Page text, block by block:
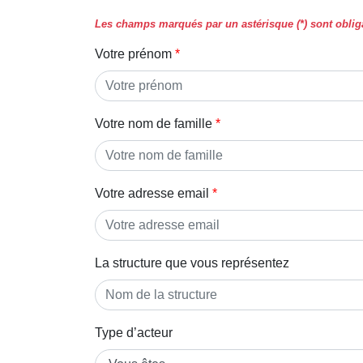
Les champs marqués par un astérisque (*) sont
Votre prénom
Votre nom de famille
Votre adresse email
La structure que vous représentez
Type d’acteur